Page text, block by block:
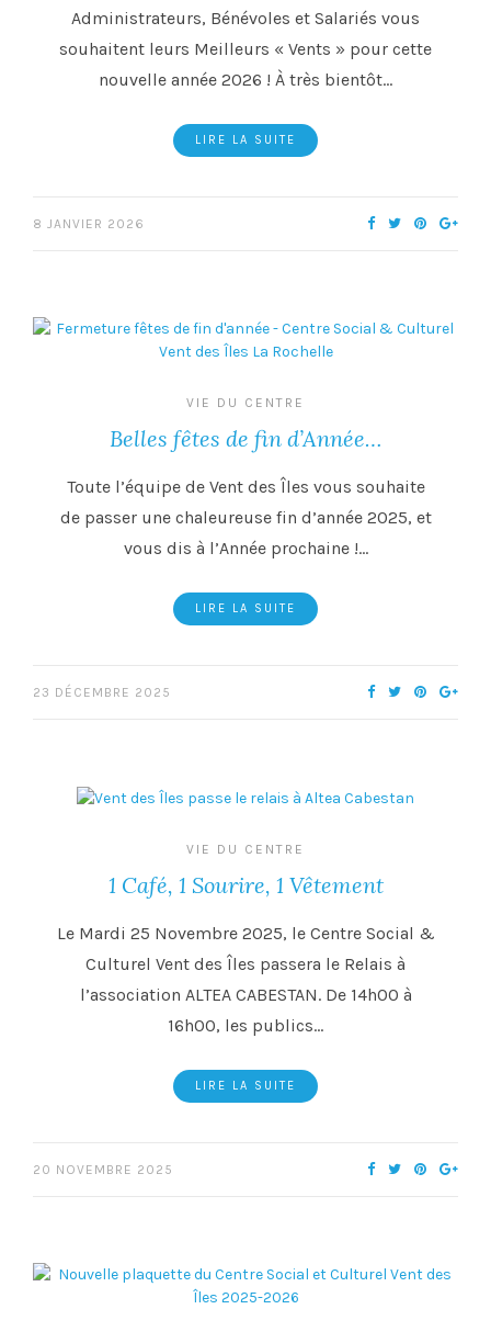
Administrateurs, Bénévoles et Salariés vous
souhaitent leurs Meilleurs « Vents » pour cette
nouvelle année 2026 ! À très bientôt…
LIRE LA SUITE
8 JANVIER 2026
VIE DU CENTRE
Belles fêtes de fin d’Année…
Toute l’équipe de Vent des Îles vous souhaite
de passer une chaleureuse fin d’année 2025, et
vous dis à l’Année prochaine !…
LIRE LA SUITE
23 DÉCEMBRE 2025
VIE DU CENTRE
1 Café, 1 Sourire, 1 Vêtement
Le Mardi 25 Novembre 2025, le Centre Social &
Culturel Vent des Îles passera le Relais à
l’association ALTEA CABESTAN. De 14h00 à
16h00, les publics…
LIRE LA SUITE
20 NOVEMBRE 2025